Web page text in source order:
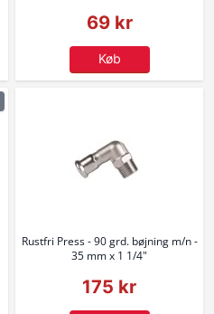
69 kr
Køb
Rustfri Press - 90 grd. bøjning m/n -
35 mm x 1 1/4"
175 kr